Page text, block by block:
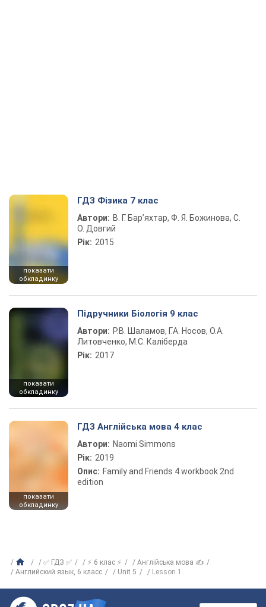
показати
обкладинку
ГДЗ Фізика 7 клас
Автори: В. Г. Бар’яхтар, Ф. Я. Божинова, С.
О. Довгий
Рік: 2015
показати
обкладинку
Підручники Біологія 9 клас
Автори: Р.В. Шаламов, Г.А. Носов, О.А.
Литовченко, М.С. Каліберда
Рік: 2017
показати
обкладинку
ГДЗ Англійська мова 4 клас
Автори: Naomi Simmons
Рік: 2019
Опис: Family and Friends 4 workbook 2nd
edition
✅ ГДЗ ✅ ⚡ 6 клас ⚡
Англійська мова ✍
Английский язык, 6 класс
Unit 5 Lesson 1